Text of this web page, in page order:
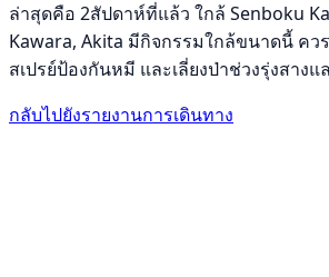
ล่าสุดคือ 2สัปดาห์ที่แล้ว ใกล้ Senboku
Kawara, Akita มีกิจกรรมใกล้ขนาดนี้ คว
สเปรย์ป้องกันหมี และเลี่ยงป่าช่วงรุ่งสาง
กลับไปยังรายงานการเดินทาง